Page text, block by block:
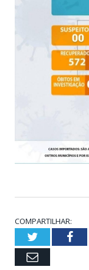
COMPARTILHAR:
Twitter
Email